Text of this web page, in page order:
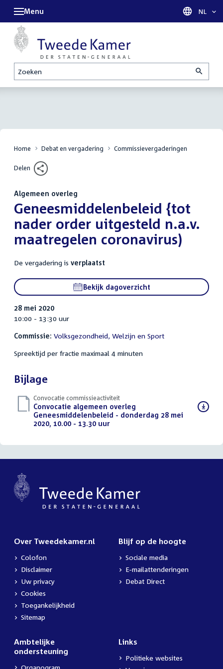
Zoeken
Menu Taal
NL
Home Debat en vergadering Commissievergaderingen
Delen
Algemeen overleg
:Geneesmiddelenbeleid {tot
nader order uitgesteld n.a.v.
maatregelen coronavirus)
De vergadering is verplaatst
Bekijk dagoverzicht
28 mei 2020
10:00 - 13:30 uur
Commissie: Volksgezondheid, Welzijn en Sport
Spreektijd per fractie maximaal 4 minuten
Bijlage
Convocatie commissieactiviteit
Download
bestand:
Convocatie algemeen overleg
Geneesmiddelenbeleid - donderdag 28 mei
2020, 10.00 - 13.30 uur(PDF)
Over Tweedekamer.nl
Colofon
Disclaimer
Uw privacy
Cookies
Toegankelijkheid
Sitemap
Blijf op de hoogte
Sociale media
E-mailattenderingen
Debat Direct
Ambtelijke
ondersteuning
Organogram
Links
Politieke websites